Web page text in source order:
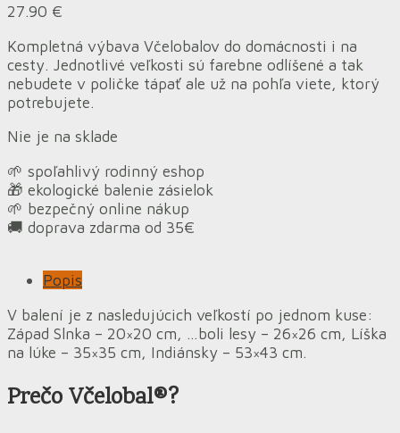
27.90 €
Kompletná výbava Včelobalov do domácnosti i na
cesty. Jednotlivé veľkosti sú farebne odlíšené a tak
nebudete v poličke tápať ale už na pohľa viete, ktorý
potrebujete.
Nie je na sklade
🌱 spoľahlivý rodinný eshop
🎁 ekologické balenie zásielok
🌱 bezpečný online nákup
🚚 doprava zdarma od 35€
Popis
V balení je z nasledujúcich veľkostí po jednom kuse:
Západ Slnka – 20×20 cm, …boli lesy – 26×26 cm, Líška
na lúke – 35×35 cm, Indiánsky – 53×43 cm.
Prečo Včelobal®?